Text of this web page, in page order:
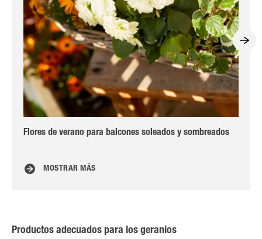
Flores de verano para balcones soleados y sombreados
MOSTRAR MÁS
Productos adecuados para los geranios